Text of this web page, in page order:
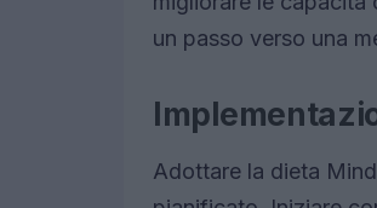
un passo verso una
Adottare la dieta